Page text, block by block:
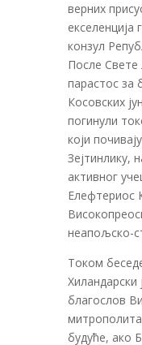
верних
екселенција
конзул
После Свете
парастос за
Косовских
погинули
који
Зејтинлику,
активног
Елефтериос
неапољско-
Током
Хиландарски
благослов
будуће, ако